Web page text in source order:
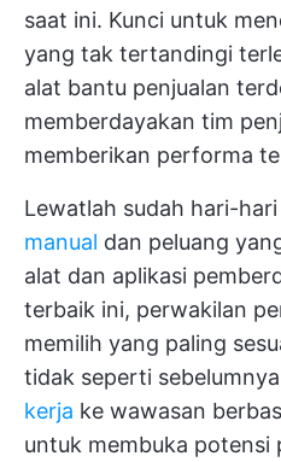
saat ini. Kunci untuk
yang tak tertandingi
alat bantu penjualan
memberdayakan tim
memberikan performa
Lewatlah sudah hari-
manual dan peluang
alat dan aplikasi
terbaik ini, perwakilan
memilih yang paling
tidak seperti
kerja ke wawasan
untuk membuka potensi